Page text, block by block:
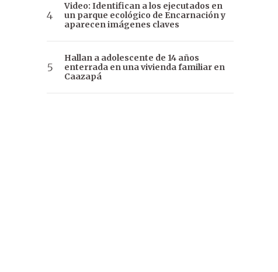
Video: Identifican a los ejecutados en
un parque ecológico de Encarnación y
aparecen imágenes claves
Hallan a adolescente de 14 años
enterrada en una vivienda familiar en
Caazapá